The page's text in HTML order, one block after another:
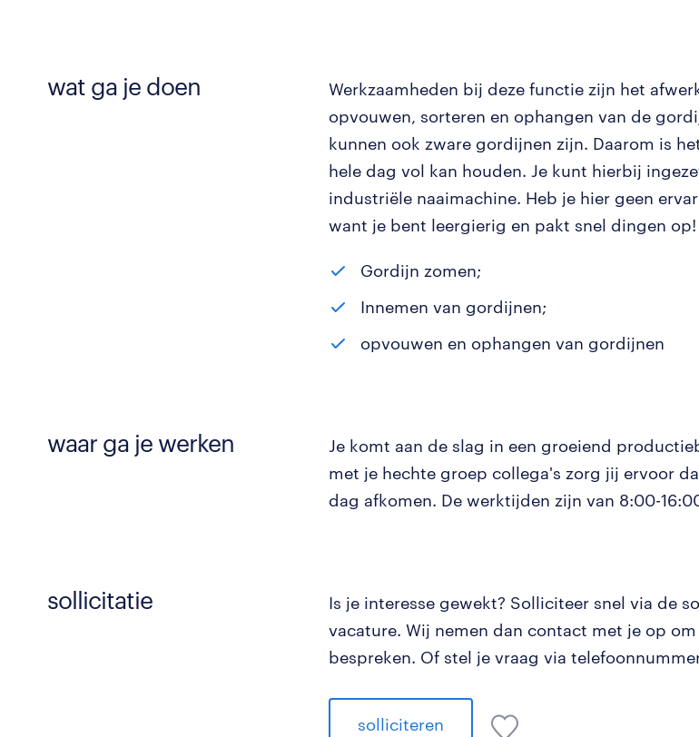
wat ga je doen
Werkzaamheden bij deze functie zijn het
opvouwen, sorteren en ophangen van de
kunnen ook zware gordijnen zijn. Daarom is
hele dag vol kan houden. Je kunt hierbij
industriële naaimachine. Heb je hier geen
want je bent leergierig en pakt snel dingen op!
Gordijn zomen;
Innemen van gordijnen;
opvouwen en ophangen van gordijnen
waar ga je werken
Je komt aan de slag in een groeiend
met je hechte groep collega's zorg jij ervoor
dag afkomen. De werktijden zijn van 8:00-
sollicitatie
Is je interesse gewekt? Solliciteer snel via de
vacature. Wij nemen dan contact met je op
bespreken. Of stel je vraag via
solliciteren